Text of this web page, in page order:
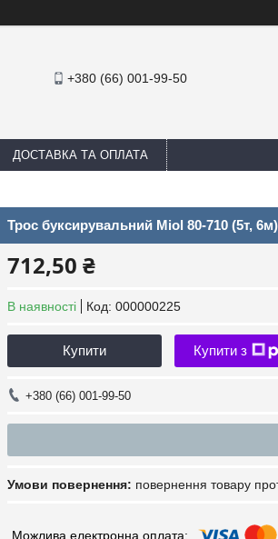
+380 (66) 001-99-50
ДОСТАВКА ТА ОПЛАТА
Трос буксирувальний Miol 80-710 (5т, 6м)
712,50 ₴
В наявності Код: 000000225
Купити Купити з
+380 (66) 001-99-50
повернення товару